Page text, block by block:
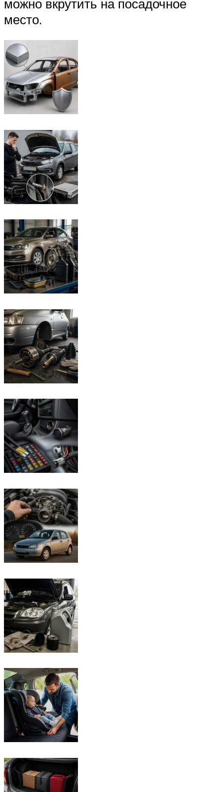
можно вкрутить на посадочное
место.